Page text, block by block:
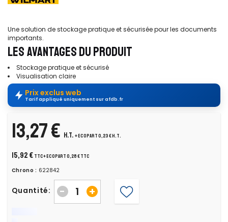
Une solution de stockage pratique et sécurisée pour les documents
importants.
LES AVANTAGES DU PRODUIT
Stockage pratique et sécurisé
Visualisation claire
Prix exclus web
Tarif appliqué uniquement sur afdb.fr
13,27 € H.T. + ecopart 0,23 € H.T.
15,92 € TTC+ ecopart 0,28 € TTC
Chrono : 622842
Quantité: +
-